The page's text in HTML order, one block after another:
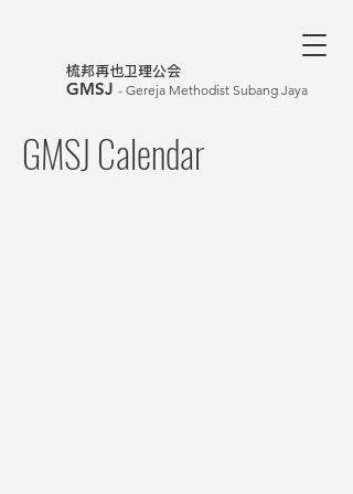
GMSJ - Gereja Methodist Subang Jaya
​梳邦再也卫理公会
GMSJ Calendar